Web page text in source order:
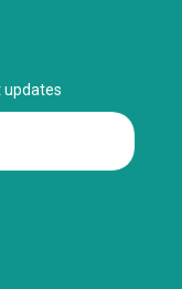
updates